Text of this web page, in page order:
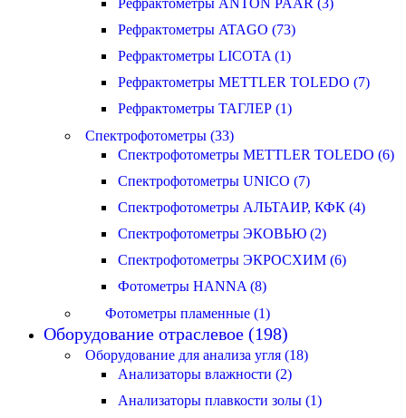
Рефрактометры ANTON PAAR (3)
Рефрактометры ATAGO (73)
Рефрактометры LICOTA (1)
Рефрактометры METTLER TOLEDO (7)
Рефрактометры ТАГЛЕР (1)
Спектрофотометры (33)
Спектрофотометры METTLER TOLEDO (6)
Спектрофотометры UNICO (7)
Спектрофотометры АЛЬТАИР, КФК (4)
Спектрофотометры ЭКОВЬЮ (2)
Спектрофотометры ЭКРОСХИМ (6)
Фотометры HANNA (8)
Фотометры пламенные (1)
Оборудование отраслевое (198)
Оборудование для анализа угля (18)
Анализаторы влажности (2)
Анализаторы плавкости золы (1)